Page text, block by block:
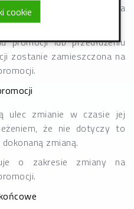
termin trwania
1 powyżej.
promocji lub przedłużeniu
zostanie zamieszczona na
ulec zmianie w czasie jej
że nie dotyczy to
zmianą.
o zakresie zmiany na
cookie